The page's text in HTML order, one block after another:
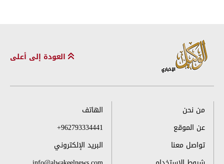
العودة إلى أعلى
من نحن
عن الموقع
تواصل معنا
الهاتف
+962793334441
البريد الإلكتروني